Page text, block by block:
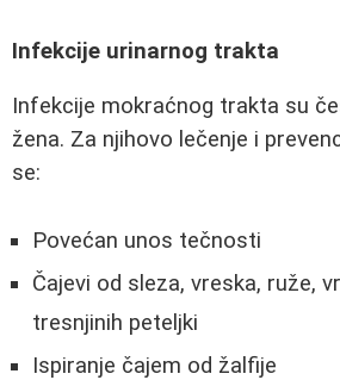
Infekcije urinarnog trakta
Infekcije mokraćnog trakta su
žena. Za njihovo lečenje i
se:
Povećan unos tečnosti
Čajevi od sleza, vreska, ruže,
tresnjinih peteljki
Ispiranje čajem od žalfije